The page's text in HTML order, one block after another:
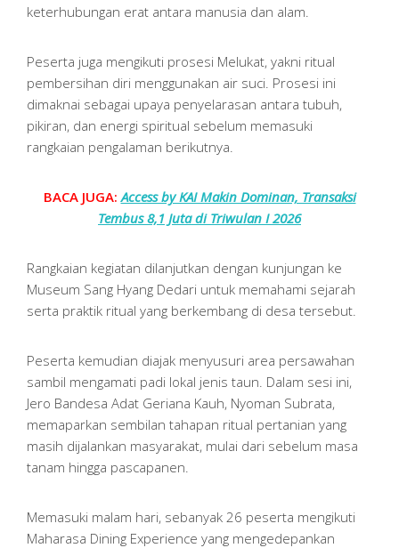
keterhubungan erat antara manusia dan alam.
Peserta juga mengikuti prosesi Melukat, yakni ritual
pembersihan diri menggunakan air suci. Prosesi ini
dimaknai sebagai upaya penyelarasan antara tubuh,
pikiran, dan energi spiritual sebelum memasuki
rangkaian pengalaman berikutnya.
BACA JUGA:Access by KAI Makin Dominan, Transaksi
Tembus 8,1 Juta di Triwulan I 2026
Rangkaian kegiatan dilanjutkan dengan kunjungan ke
Museum Sang Hyang Dedari untuk memahami sejarah
serta praktik ritual yang berkembang di desa tersebut.
Peserta kemudian diajak menyusuri area persawahan
sambil mengamati padi lokal jenis taun. Dalam sesi ini,
Jero Bandesa Adat Geriana Kauh, Nyoman Subrata,
memaparkan sembilan tahapan ritual pertanian yang
masih dijalankan masyarakat, mulai dari sebelum masa
tanam hingga pascapanen.
Memasuki malam hari, sebanyak 26 peserta mengikuti
Maharasa Dining Experience yang mengedepankan